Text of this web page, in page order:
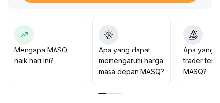
Kontrol posisi jangka pendek dan masuk-keluar
bertahap lebih disarankan; dukungan kunci mengacu
pada area harga terendah sebelumnya, dan jika tidak
dikonfirmasi oleh volume, risiko mengejar kenaikan
Mengapa MASQ
naik hari ini?
Apa yang dapat
memengaruhi harga
masa depan MASQ?
Apa yang
trader
MASQ?